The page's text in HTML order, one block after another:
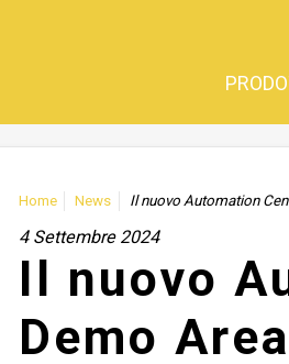
Home News Il nuovo Automation
4 Settembre 2024
Il nuovo
Demo